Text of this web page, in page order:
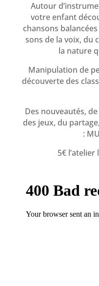
Autour
votre enfant
chansons
sons de la voix, du
la nature
Manipulation de
découverte des
Des nouveautés,
des jeux, du
:
5€